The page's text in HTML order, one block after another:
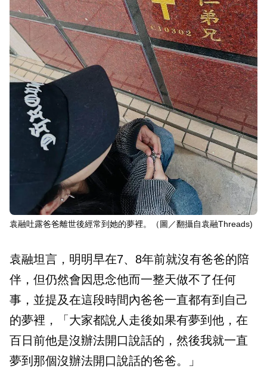
袁融吐露爸爸離世後經常到她的夢裡。（圖／翻攝自袁融Threads)
袁融坦言，明明早在7、8年前就沒有爸爸的陪
伴，但仍然會因思念他而一整天做不了任何
事，並提及在這段時間內爸爸一直都有到自己
的夢裡，「大家都說人走後如果有夢到他，在
百日前他是沒辦法開口說話的，然後我就一直
夢到那個沒辦法開口說話的爸爸。」